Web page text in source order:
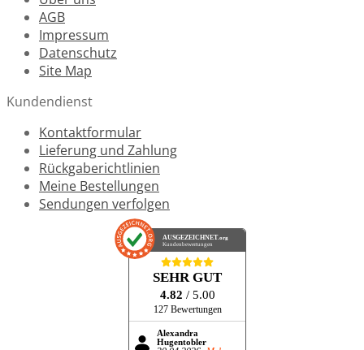
AGB
Impressum
Datenschutz
Site Map
Kundendienst
Kontaktformular
Lieferung und Zahlung
Rückgaberichtlinien
Meine Bestellungen
Sendungen verfolgen
AUSGEZEICHNET.org
Kundenbewertungen
SEHR GUT
4.82 / 5.00
127 Bewertungen
Alexandra
Hugentobler